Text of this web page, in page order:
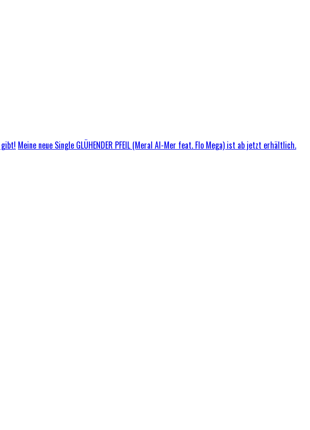
Meine neue Single GLÜHENDER PFEIL (Meral Al-Mer feat. Flo Mega) ist ab jetzt erhältlich.